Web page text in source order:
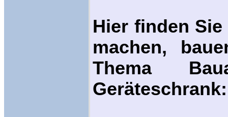
Hier finden
machen,
Thema
Geräteschrank: